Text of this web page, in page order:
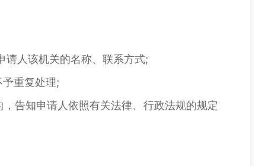
人该机关的名称、联系方式;
重复处理;
告知申请人依照有关法律、行政法规的规定